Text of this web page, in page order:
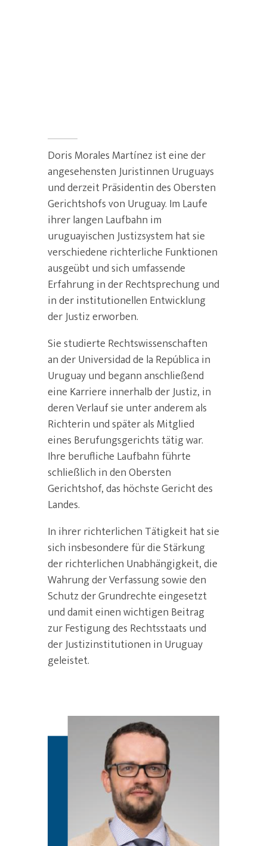
Doris Morales Martínez ist eine der
angesehensten Juristinnen Uruguays
und derzeit Präsidentin des Obersten
Gerichtshofs von Uruguay. Im Laufe
ihrer langen Laufbahn im
uruguayischen Justizsystem hat sie
verschiedene richterliche Funktionen
ausgeübt und sich umfassende
Erfahrung in der Rechtsprechung und
in der institutionellen Entwicklung
der Justiz erworben.
Sie studierte Rechtswissenschaften
an der Universidad de la República in
Uruguay und begann anschließend
eine Karriere innerhalb der Justiz, in
deren Verlauf sie unter anderem als
Richterin und später als Mitglied
eines Berufungsgerichts tätig war.
Ihre berufliche Laufbahn führte
schließlich in den Obersten
Gerichtshof, das höchste Gericht des
Landes.
In ihrer richterlichen Tätigkeit hat sie
sich insbesondere für die Stärkung
der richterlichen Unabhängigkeit, die
Wahrung der Verfassung sowie den
Schutz der Grundrechte eingesetzt
und damit einen wichtigen Beitrag
zur Festigung des Rechtsstaats und
der Justizinstitutionen in Uruguay
geleistet.